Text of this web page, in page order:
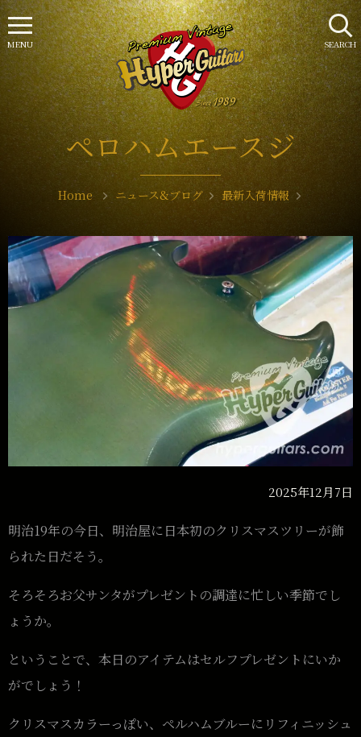
ペロハムエースジ
Home ニュース&ブログ 最新入荷情報
2025年12月7日
明治19年の今日、明治屋に日本初のクリスマスツリーが飾
られた日だそう。
そろそろお父サンタがプレゼントの調達に忙しい季節でし
ょうか。
ということで、本日のアイテムはセルフプレゼントにいか
がでしょう！
クリスマスカラーっぽい、ペルハムブルーにリフィニッシュ
SEARCH
MENU